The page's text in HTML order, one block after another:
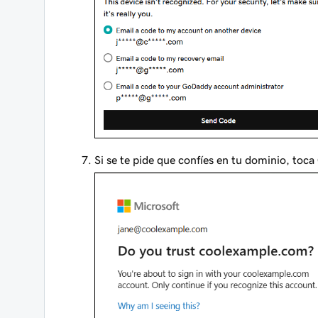
Si se te pide que confíes en tu dominio, toca